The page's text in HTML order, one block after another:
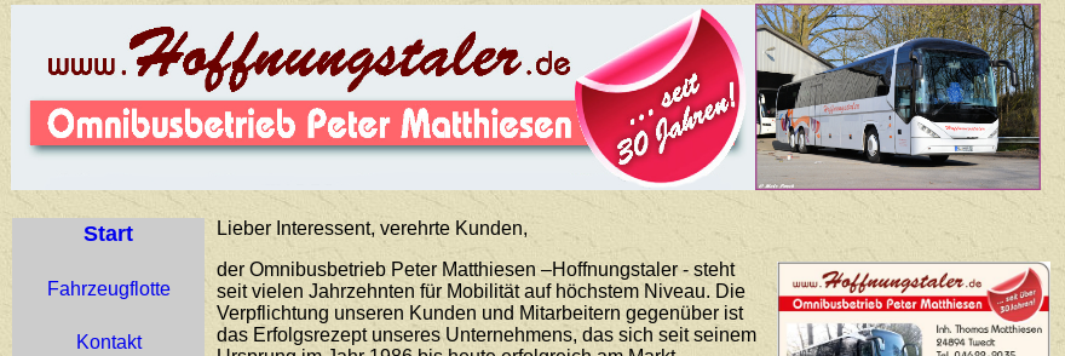
Start
Fahrzeugflotte
Kontakt
Lieber Interessent, verehrte Kunden,
der Omnibusbetrieb Peter Matthiesen –Hoffnungstaler - steht
seit vielen Jahrzehnten für Mobilität auf höchstem Niveau. Die
Verpflichtung unseren Kunden und Mitarbeitern gegenüber ist
das Erfolgsrezept unseres Unternehmens, das sich seit seinem